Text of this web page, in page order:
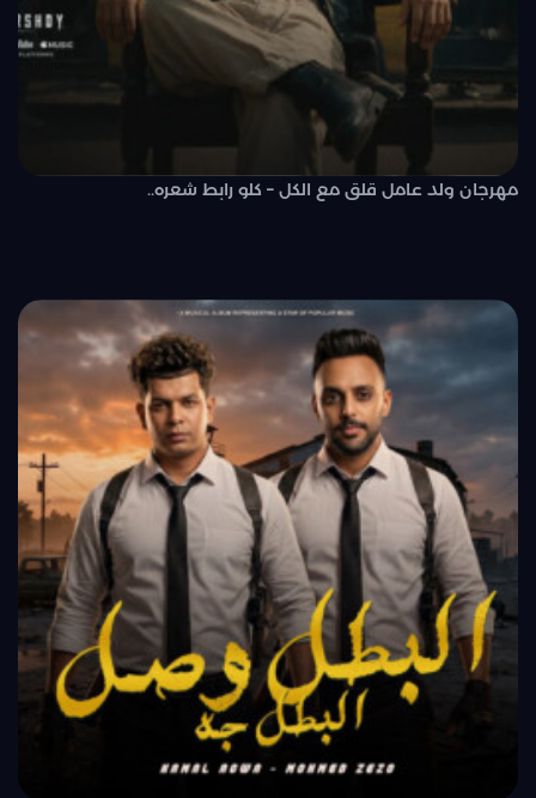
مهرجان ولد عامل قلق مع الكل – كلو رابط شعره..